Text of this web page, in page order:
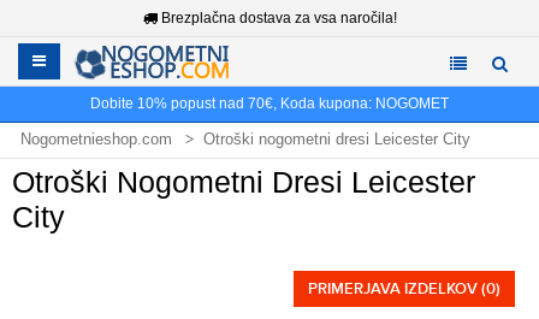
Brezplačna dostava za vsa naročila!
Dobite 10% popust nad 70€, Koda kupona: NOGOMET
Nogometnieshop.com Otroški nogometni dresi Leicester City
Otroški Nogometni Dresi Leicester
City
PRIMERJAVA IZDELKOV (0)